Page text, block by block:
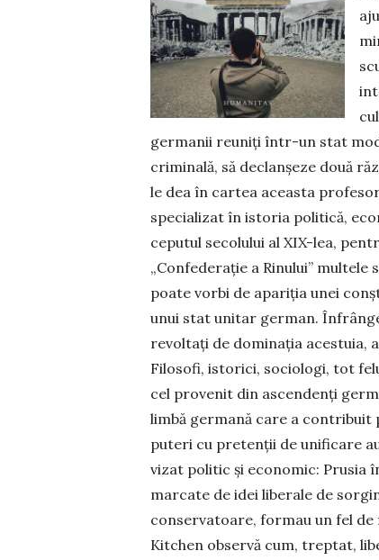
ger­ma­nii reuniți într-un stat
criminală, să de­clanșeze două
le dea în cartea aceasta
specializat în istoria politică,
ce­pu­tul secolului al XIX-lea,
„Confederație a Rinului”
poate vorbi de apariția unei
unui stat unitar german.
revoltați de do­mi­nația acestuia,
Filosofi, istorici, socio­logi, tot
cel pro­­venit din as­cen­denți
limbă germană care a contribuit
puteri cu pretenții de uni­ficare
vizat politic și econo­mic: Pru­sia
mar­cate de idei liberale de
con­ser­vatoare, formau un fel
Kitchen ob­ser­vă cum, treptat,